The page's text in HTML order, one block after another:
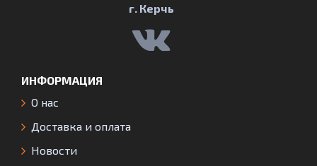
г. Керчь
ИНФОРМАЦИЯ
О нас
Доставка и оплата
Новости